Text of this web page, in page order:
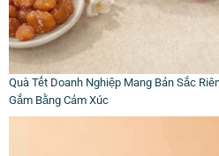
Quà Tết Doanh Nghiệp Mang Bản Sắc
Gắm Bằng Cảm Xúc